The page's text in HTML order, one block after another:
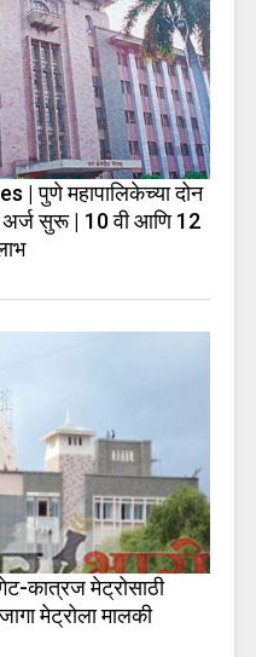
पुणे महापालिकेच्या दोन
अर्ज सुरू | 10 वी आणि 12
कात्रज मेट्रोसाठी
मेट्रोला मालकी